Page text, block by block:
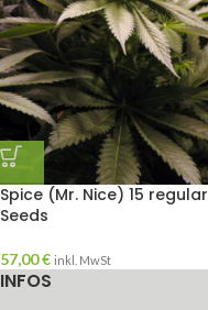
Spice (Mr. Nice) 15 regular
Seeds
57,00€ inkl. MwSt
INFOS